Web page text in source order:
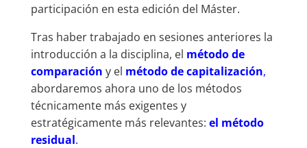
participación en esta edición del Máster.
Tras haber trabajado en sesiones anteriores la
introducción a la disciplina, el método de
comparación y el método de capitalización,
abordaremos ahora uno de los métodos
técnicamente más exigentes y
estratégicamente más relevantes: el método
residual.